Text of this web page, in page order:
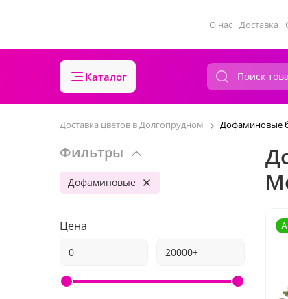
О нас Доставка
Каталог
Доставка цветов в Долгопрудном Дофаминовые
Фильтры
Дофаминовые
Цена